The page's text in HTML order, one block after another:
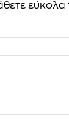
εύκολα